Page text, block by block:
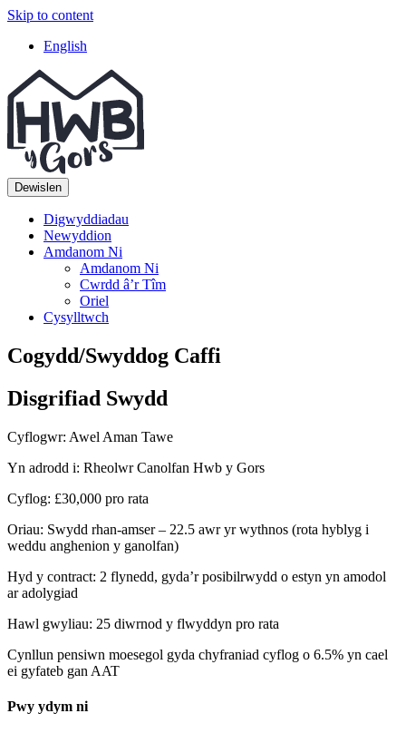
Skip to content
Top
Navigation
English
Main
Navigation
Dewislen
Digwyddiadau
Newyddion
Amdanom Ni
Amdanom Ni
Cwrdd â’r Tîm
Oriel
Cysylltwch
Cogydd/Swyddog Caffi
Disgrifiad Swydd
Cyflogwr: Awel Aman Tawe
Yn adrodd i: Rheolwr Canolfan Hwb y Gors
Cyflog: £30,000 pro rata
Oriau: Swydd rhan-amser – 22.5 awr yr wythnos (rota hyblyg i
weddu anghenion y ganolfan)
Hyd y contract: 2 flynedd, gyda’r posibilrwydd o estyn yn amodol
ar adolygiad
Hawl gwyliau: 25 diwrnod y flwyddyn pro rata
Cynllun pensiwn moesegol gyda chyfraniad cyflog o 6.5% yn cael
ei gyfateb gan AAT
Pwy ydym ni